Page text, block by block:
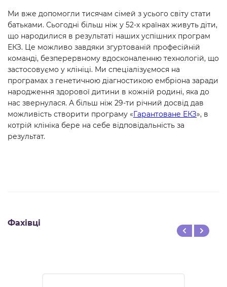
Ми вже допомогли тисячам сімей з усього світу стати
батьками. Сьогодні більш ніж у 52-х країнах живуть діти,
що народилися в результаті наших успішних програм
ЕКЗ. Це можливо завдяки згуртованій професійній
команді, безперервному вдосконаленню технологій, що
застосовуємо у клініці. Ми спеціалізуємося на
програмах з генетичною діагностикою ембріона заради
народження здорової дитини в кожній родині, яка до
нас звернулася. А більш ніж 29-ти річний досвід дав
можливість створити програму «Гарантоване ЕКЗ», в
котрій клініка бере на себе відповідальність за
результат.
Фахівці